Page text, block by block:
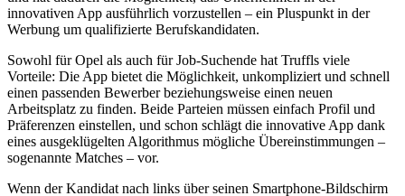
innovativen App ausführlich vorzustellen – ein Pluspunkt in der
Werbung um qualifizierte Berufskandidaten.
Sowohl für Opel als auch für Job-Suchende hat Truffls viele
Vorteile: Die App bietet die Möglichkeit, unkompliziert und schnell
einen passenden Bewerber beziehungsweise einen neuen
Arbeitsplatz zu finden. Beide Parteien müssen einfach Profil und
Präferenzen einstellen, und schon schlägt die innovative App dank
eines ausgeklügelten Algorithmus mögliche Übereinstimmungen –
sogenannte Matches – vor.
Wenn der Kandidat nach links über seinen Smartphone-Bildschirm